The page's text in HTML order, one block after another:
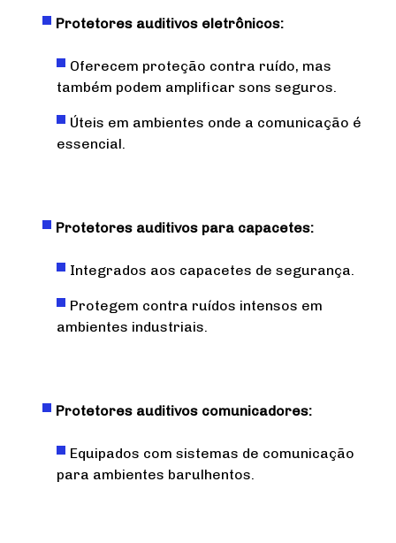
Protetores auditivos eletrônicos:
Oferecem proteção contra ruído, mas
também podem amplificar sons seguros.
Úteis em ambientes onde a comunicação é
essencial.
Protetores auditivos para capacetes:
Integrados aos capacetes de segurança.
Protegem contra ruídos intensos em
ambientes industriais.
Protetores auditivos comunicadores:
Equipados com sistemas de comunicação
para ambientes barulhentos.